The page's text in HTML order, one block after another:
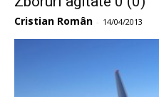
Cristian Român - 14/04/2013